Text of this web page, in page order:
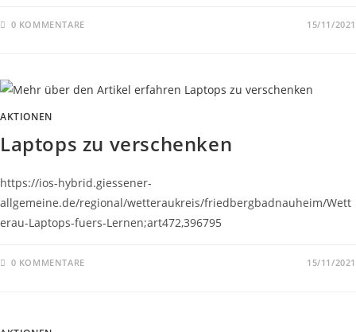
0 KOMMENTARE 15/11/2021
AKTIONEN
Laptops zu verschenken
https://ios-hybrid.giessener-
allgemeine.de/regional/wetteraukreis/friedbergbadnauheim/Wett
erau-Laptops-fuers-Lernen;art472,396795
0 KOMMENTARE 15/11/2021